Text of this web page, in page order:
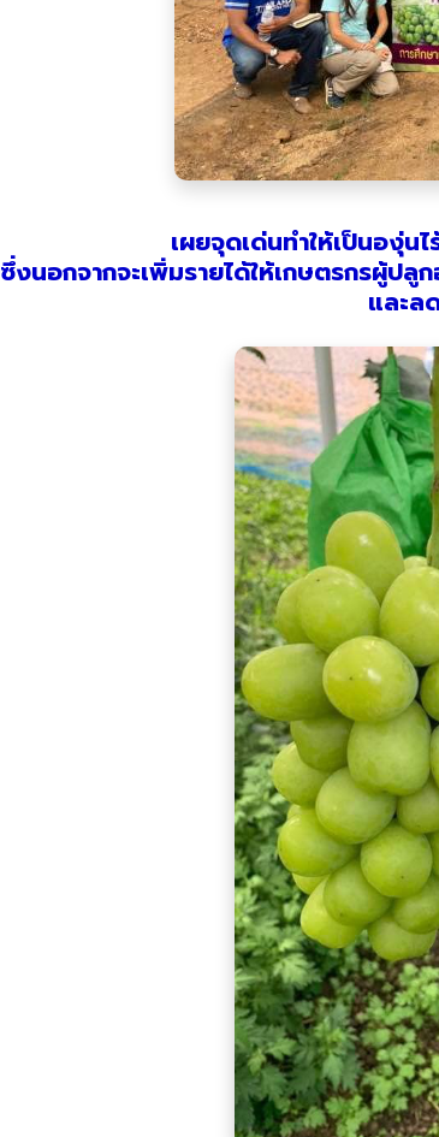
เผยจุดเด่นทำให้เป็นองุ่น
ซึ่งนอกจากจะเพิ่มรายได้ให้เกษตรกรผู้ป
และล